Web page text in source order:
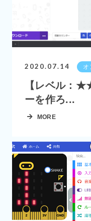
2020.07.14
【レベル：
ーを作ろ...
MORE